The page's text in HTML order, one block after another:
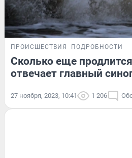
ПРОИСШЕСТВИЯ ПОДРОБНОСТИ
Сколько еще
отвечает главный
27 ноября, 2023, 10:41 1 206